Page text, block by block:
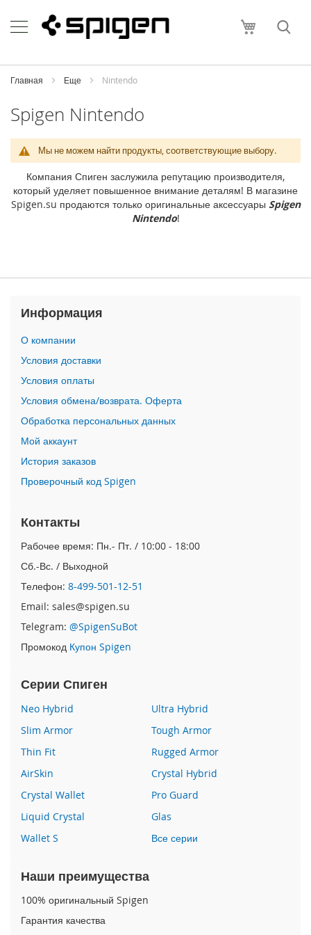
to
Content
Моя
h
o
i
P
h
e
1
M
P
h
o
n
e
1
7
P
r
o
i
o
n
e
A
i
r
i
P
h
e
7
P
h
o
n
1
6
P
o
a
Главная Еще Nintendo
Spigen Nintendo
Мы не можем найти продукты, соответствующие выбору.
Компания Спиген заслужила репутацию производителя,
который уделяет повышенное внимание деталям! В магазине
Spigen.su продаются только оригинальные аксессуары Spigen
Nintendo!
Информация
О компании
Условия доставки
Условия оплаты
Условия обмена/возврата. Оферта
Обработка персональных данных
Мой аккаунт
История заказов
Проверочный код Spigen
Контакты
Рабочее время: Пн.- Пт. / 10:00 - 18:00
Сб.-Вс. / Выходной
Телефон: 8-499-501-12-51
Email: sales@spigen.su
Telegram: @SpigenSuBot
Промокод Купон Spigen
Серии Спиген
Neo Hybrid
Ultra Hybrid
Slim Armor
Tough Armor
Thin Fit
Rugged Armor
AirSkin
Crystal Hybrid
Crystal Wallet
Pro Guard
Liquid Crystal
Glas
Wallet S
Все серии
Наши преимущества
100% оригинальный Spigen
Гарантия качества